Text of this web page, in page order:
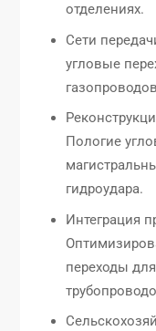
отделениях.
Сети
угловые
Пологие
гидроудара.
Интеграция
переходы